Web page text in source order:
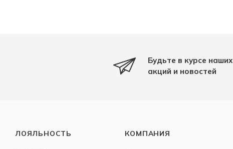
Будьте в курсе наших
акций и новостей
ЛОЯЛЬНОСТЬ КОМПАНИЯ